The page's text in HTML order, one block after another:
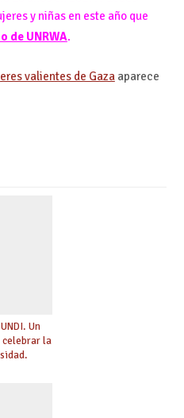
y niñas en este año que
de UNRWA.
valientes de Gazaaparece
Un
celebrar la